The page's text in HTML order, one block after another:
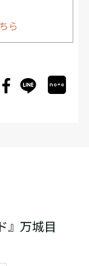
ら
』万城目